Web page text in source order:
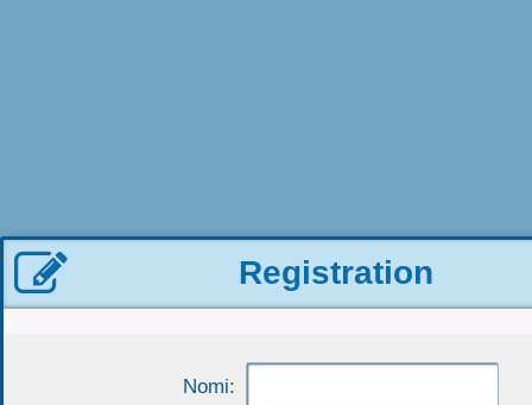
 Registration
Nomi: